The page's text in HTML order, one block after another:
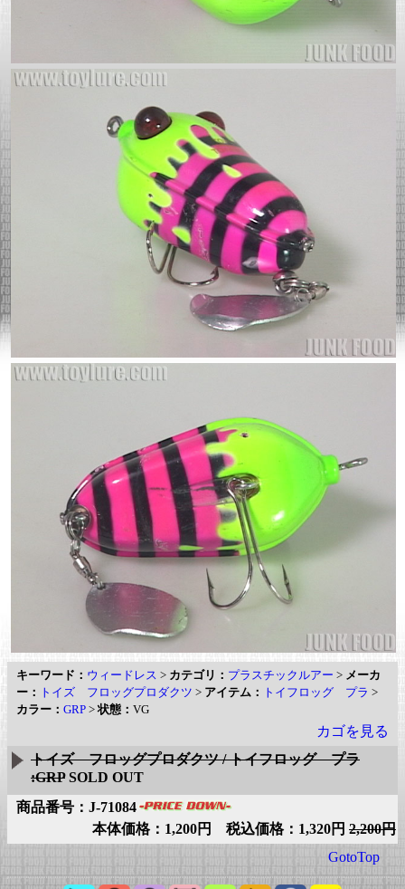
キーワード： ウィードレス > カテゴリ： プラスチックルアー > メーカ
ー： トイズ フロッグプロダクツ > アイテム： トイフロッグ プラ >
カラー： GRP >状態： VG
カゴを見る
トイズ フロッグプロダクツ / トイフロッグ プラ
:GRPSOLD OUT
商品番号：J-71084
本体価格：1,200円 税込価格：1,320円 2,200円
GotoTop